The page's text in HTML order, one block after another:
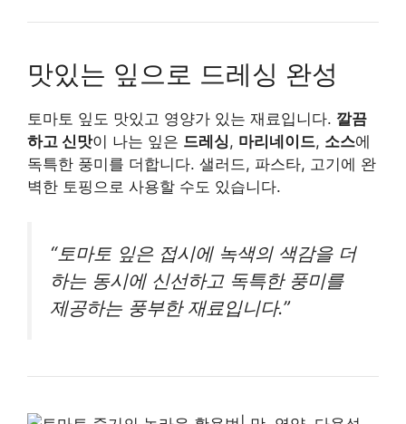
맛있는 잎으로 드레싱 완성
토마토 잎도 맛있고 영양가 있는 재료입니다. 깔끔
하고 신맛이 나는 잎은 드레싱, 마리네이드, 소스에
독특한 풍미를 더합니다. 샐러드, 파스타, 고기에 완
벽한 토핑으로 사용할 수도 있습니다.
“토마토 잎은 접시에 녹색의 색감을 더
하는 동시에 신선하고 독특한 풍미를
제공하는 풍부한 재료입니다.”